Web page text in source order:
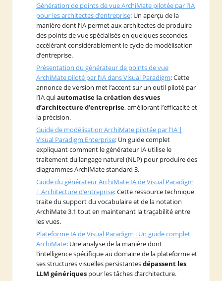
Génération de points de vue ArchiMate pilotée par l’IA
pour les architectes d’entreprise: Un aperçu de la
manière dont l’IA permet aux architectes de produire
des points de vue spécialisés en quelques secondes,
accélérant considérablement le cycle de modélisation
d’entreprise.
Présentation du générateur de points de vue
ArchiMate piloté par l’IA dans Visual Paradigm: Cette
annonce de version met l’accent sur un outil piloté par
l’IA quiautomatise la création des vues
d’architecture d’entreprise, améliorant l’efficacité et
la précision.
Guide de modélisation ArchiMate pilotée par l’IA |
Visual Paradigm Enterprise: Un guide complet
expliquant comment le générateur IA utilise le
traitement du langage naturel (NLP) pour produire des
diagrammes ArchiMate standard 3.
Guide du générateur ArchiMate IA de Visual Paradigm
| Architecture d’entreprise: Cette ressource technique
traite du support du vocabulaire et de la notation
ArchiMate 3.1 tout en maintenant la traçabilité entre
les vues.
Plateforme IA de Visual Paradigm : Un guide complet
ArchiMate: Une analyse de la manière dont
l’intelligence spécifique au domaine de la plateforme et
ses structures visuelles persistantesdépassent les
LLM génériques pour les tâches d’architecture.